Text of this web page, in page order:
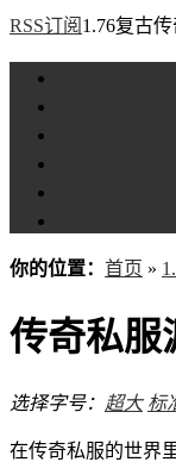
RSS订阅 1.76复古
你的位置： 首页 »
传奇私服
选择字号： 超大 标
在传奇私服的世界